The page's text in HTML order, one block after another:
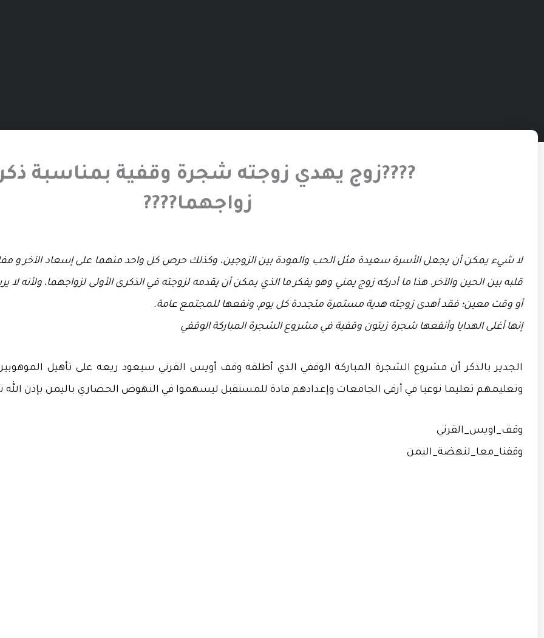
????زوج يهدي زوجته شجرة وقفية بمناسبة
زواجهما????
لا شيء يمكن أن يجعل الأسرة سعيدة مثل الحب والمودة بين الزوجين، وكذلك حرص كل واحد منهما على إسعاد الآخر و
قلبه بين الحين والآخر. هذا ما أدركه زوج يمني وهو يفكر ما الذي يمكن أن يقدمه لزوجته في الذكرى الأولى لزواجهما، ولأنه لا
أو وقت معين؛ فقد أهدى زوجته هدية مستمرة متجددة كل يوم، ونفعها للمجتمع عامة.
إنها أغلى الهدايا وأنفعها شجرة زيتون وقفية في مشروع الشجرة المباركة الوقفي
الجدير بالذكر أن مشروع الشجرة المباركة الوقفي الذي أطلقه وقف أويس القرني سيعود ريعه على تأهيل
وتعليمهم تعليما نوعيا في أرقى الجامعات وإعدادهم قادة للمستقبل ليسهموا في النهوض الحضاري باليمن بإذن الله
وقف_اويس_القرني
وقفنا_معا_لنهضة_اليمن